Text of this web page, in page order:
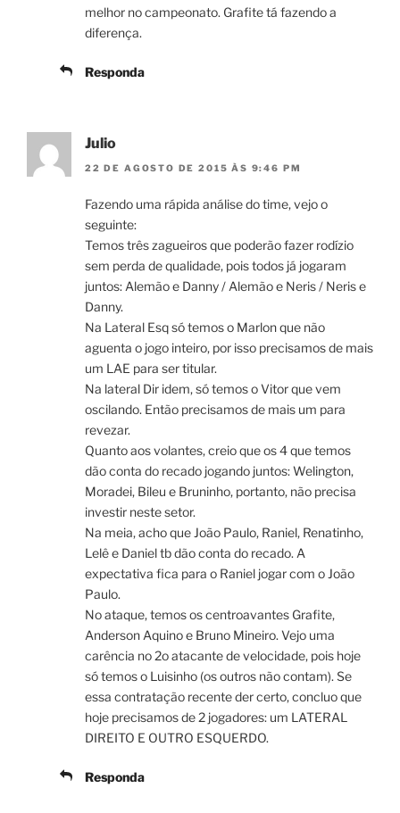
melhor no campeonato. Grafite tá fazendo a
diferença.
Responda
Julio
22 DE AGOSTO DE 2015 ÀS 9:46 PM
Fazendo uma rápida análise do time, vejo o
seguinte:
Temos três zagueiros que poderão fazer rodízio
sem perda de qualidade, pois todos já jogaram
juntos: Alemão e Danny / Alemão e Neris / Neris e
Danny.
Na Lateral Esq só temos o Marlon que não
aguenta o jogo inteiro, por isso precisamos de mais
um LAE para ser titular.
Na lateral Dir idem, só temos o Vitor que vem
oscilando. Então precisamos de mais um para
revezar.
Quanto aos volantes, creio que os 4 que temos
dão conta do recado jogando juntos: Welington,
Moradei, Bileu e Bruninho, portanto, não precisa
investir neste setor.
Na meia, acho que João Paulo, Raniel, Renatinho,
Lelê e Daniel tb dão conta do recado. A
expectativa fica para o Raniel jogar com o João
Paulo.
No ataque, temos os centroavantes Grafite,
Anderson Aquino e Bruno Mineiro. Vejo uma
carência no 2o atacante de velocidade, pois hoje
só temos o Luisinho (os outros não contam). Se
essa contratação recente der certo, concluo que
hoje precisamos de 2 jogadores: um LATERAL
DIREITO E OUTRO ESQUERDO.
Responda